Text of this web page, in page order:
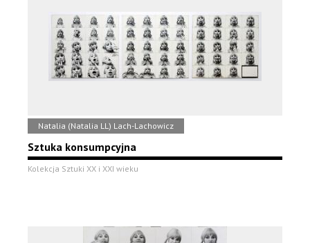
Natalia (Natalia LL) Lach-Lachowicz
Sztuka konsumpcyjna
Kolekcja Sztuki XX i XXI wieku